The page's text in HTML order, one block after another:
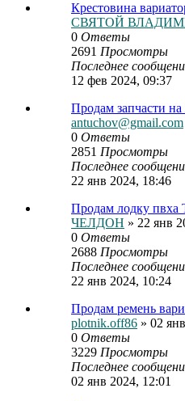
Крестовина
СВЯТОЙ
0 Ответы
2691 Просмотры
Последнее
12 фев 2024, 09:37
Продам запчасти
antuchov@gmail.com
0 Ответы
2851 Просмотры
Последнее
22 янв 2024, 18:46
Продам лодку пвха
ЧЕЛДОН » 22 янв
0 Ответы
2688 Просмотры
Последнее
22 янв 2024, 10:24
Продам ремень
plotnik.off86 » 02
0 Ответы
3229 Просмотры
Последнее
02 янв 2024, 12:01